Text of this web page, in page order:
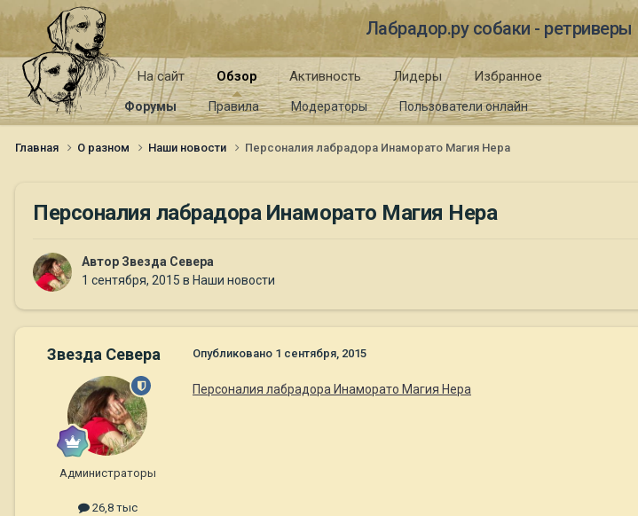
Лабрадор.ру собаки - ретриверы
На сайт Обзор
Форумы Правила Модераторы Пользователи онлайн
Активность Лидеры Избранное
Главная О разном Наши новости Персоналия лабрадора Инаморато Магия Нера
Персоналия лабрадора Инаморато Магия Нера
Автор Звезда Севера
1 сентября, 2015 в Наши новости
Звезда Севера
Администраторы
26,8 тыс
Опубликовано 1 сентября, 2015
Персоналия лабрадора Инаморато Магия Нера